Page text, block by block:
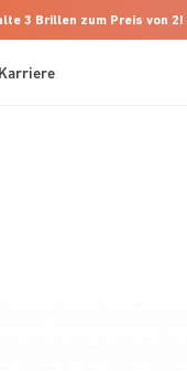
3 Brillen zum Preis von 2! |
Karriere